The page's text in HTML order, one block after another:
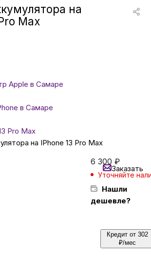
Умные кольца
Товары для детей
ТВ и проекторы
на
Max
Apple в Самаре
в Самаре
Pro Max
на IPhone 13 Pro Max
6 300 ₽
Уточняйте
Нашли
дешевле?
Заказать
Кредит от 302
₽/мес